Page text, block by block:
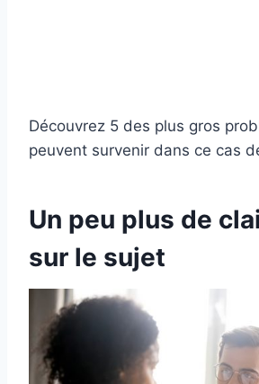
Découvrez 5 des plus gros
peuvent survenir dans ce cas
Un peu plus de
sur le sujet